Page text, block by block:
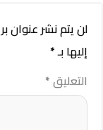
لن يتم نشر عنوان
إليها بـ*
التعليق*